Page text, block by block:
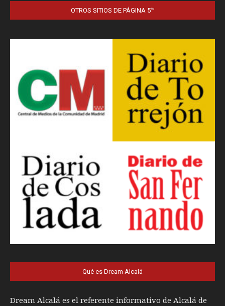
OTROS SITIOS DE PÁGINA 5™
Qué es Dream Alcalá
Dream Alcalá es el referente informativo de Alcalá de